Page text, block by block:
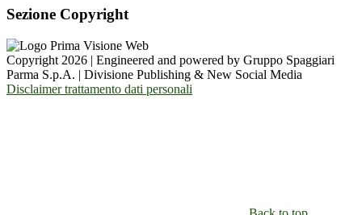
Sezione Copyright
Copyright 2026 | Engineered and powered by Gruppo Spaggiari
Parma S.p.A. | Divisione Publishing & New Social Media
Disclaimer trattamento dati personali